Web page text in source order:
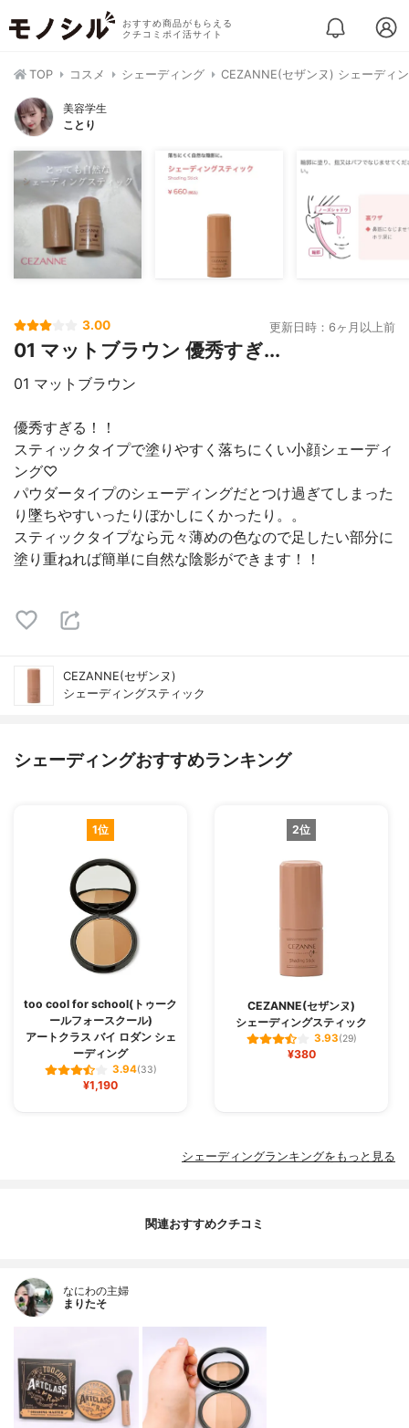
おすすめ商品がもらえる
クチコミポイ活サイト
TOP コスメ シェーディング CEZANNE(セザンヌ) シェーディ
美容学生
ことり
3.00 更新日時：6ヶ月以上前
01 マットブラウン 優秀すぎ...
01 マットブラウン
優秀すぎる！！
スティックタイプで塗りやすく落ちにくい小顔シェーディ
ング♡
パウダータイプのシェーディングだとつけ過ぎてしまった
り墜ちやすいったりぼかしにくかったり。。
スティックタイプなら元々薄めの色なので足したい部分に
塗り重ねれば簡単に自然な陰影ができます！！
CEZANNE(セザンヌ)
シェーディングスティック
シェーディングおすすめランキング
1位
too cool for school(トゥーク
ールフォースクール)
アートクラス バイ ロダン シェ
ーディング
3.94(33)
¥1,190
2位
CEZANNE(セザンヌ)
シェーディングスティック
3.93(29)
¥380
シェーディングランキングをもっと見る
関連おすすめクチコミ
なにわの主婦
まりたそ